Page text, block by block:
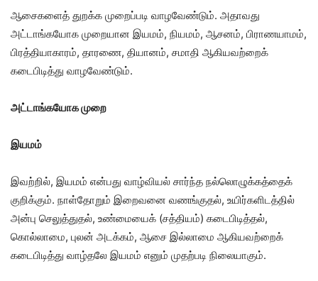
ஆசைகளைத் துறக்க முறைப்படி வாழவேண்டும். அதாவது
அட்டாங்கயோக முறையான இயமம், நியமம், ஆசனம், பிராணயாமம்,
பிரத்தியாகாரம், தாரணை, தியானம், சமாதி ஆகியவற்றைக்
கடைபிடித்து வாழவேண்டும்.
அட்டாங்கயோக முறை
இயமம்
இவற்றில், இயமம் என்பது வாழ்வியல் சார்ந்த நல்லொழுக்கத்தைக்
குறிக்கும். நாள்தோறும் இறைவனை வணங்குதல், உயிர்களிடத்தில்
அன்பு செலுத்துதல், உண்மையைக் (சத்தியம்) கடைபிடித்தல்,
கொல்லாமை, புலன் அடக்கம், ஆசை இல்லாமை ஆகியவற்றைக்
கடைபிடித்து வாழ்தலே இயமம் எனும் முதற்படி நிலையாகும்.